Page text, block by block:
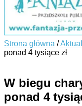
Strona główna /
ponad 4 tysiące zł
W biegu
ponad 4